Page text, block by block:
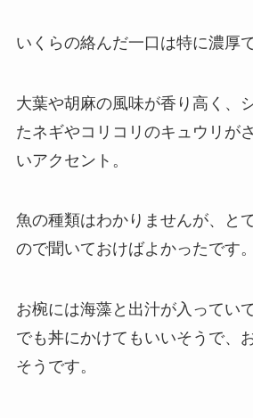
いくらの絡んだ一口は特に濃厚
大葉や胡麻の風味が香り高く、
たネギやコリコリのキュウリが
いアクセント。
魚の種類はわかりませんが、と
ので聞いておけばよかったです。
お椀には海藻と出汁が入ってい
でも丼にかけてもいいそうで、
そうです。